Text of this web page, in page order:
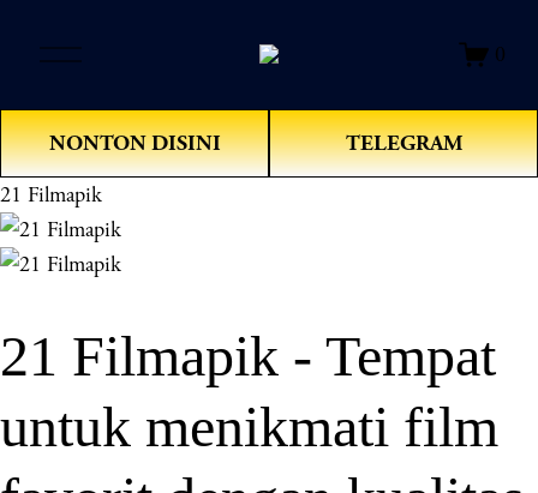
e
n
M
e
u
0
NONTON DISINI TELEGRAM
21 Filmapik
21 Filmapik - Tempat
untuk menikmati film